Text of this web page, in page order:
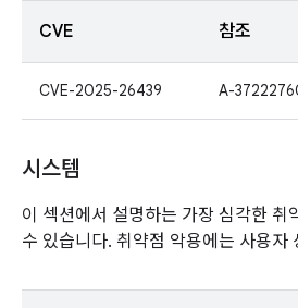
CVE 참조
CVE-2025-26439 A-
시스템
이 섹션에서 설명하는 가장 심각한
수 있습니다. 취약점 악용에는 사용자